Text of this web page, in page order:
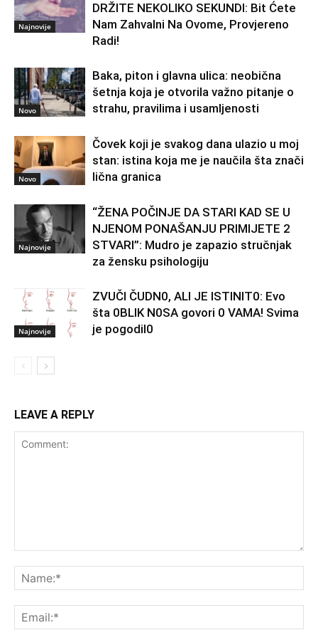
Najnovije
DRŽITE NEKOLIKO SEKUNDI: Bit Ćete
Nam Zahvalni Na Ovome, Provjereno
Radi!
Novo
Baka, piton i glavna ulica: neobična
šetnja koja je otvorila važno pitanje o
strahu, pravilima i usamljenosti
Novo
Čovek koji je svakog dana ulazio u moj
stan: istina koja me je naučila šta znači
lična granica
Najnovije
“ŽENA POČINJE DA STARI KAD SE U
NJENOM PONAŠANJU PRIMIJETE 2
STVARI”: Mudro je zapazio stručnjak
za žensku psihologiju
Najnovije
ZVUČI ČUDN0, ALI JE ISTINIT0: Evo
šta 0BLIK N0SA govori 0 VAMA! Svima
je pogodil0
LEAVE A REPLY